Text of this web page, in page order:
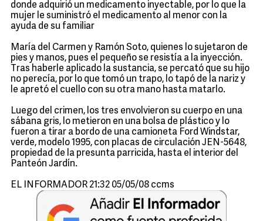
donde adquirió un medicamento inyectable, por lo que la
mujer le suministró el medicamento al menor con la
ayuda de su familiar
María del Carmen y Ramón Soto, quienes lo sujetaron de
pies y manos, pues el pequeño se resistía a la inyección.
Tras haberle aplicado la sustancia, se percató que su hijo
no perecía, por lo que tomó un trapo, lo tapó de la nariz y
le apretó el cuello con su otra mano hasta matarlo.
Luego del crimen, los tres envolvieron su cuerpo en una
sábana gris, lo metieron en una bolsa de plástico y lo
fueron a tirar a bordo de una camioneta Ford Windstar,
verde, modelo 1995, con placas de circulación JEN-5648,
propiedad de la presunta parricida, hasta el interior del
Panteón Jardín.
EL INFORMADOR 21:32 05/05/08 ccms